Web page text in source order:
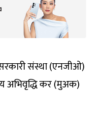
संस्था (एनजीओ)
अभिवृद्धि कर (मुअक)